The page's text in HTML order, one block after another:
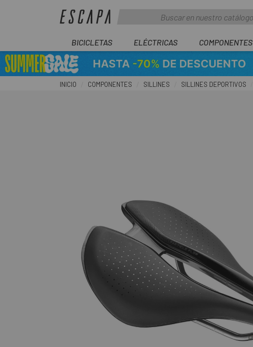
BICICLETAS ELÉCTRICAS COMPONENTES
INICIO COMPONENTES SILLINES SILLINES DEPORTIVOS